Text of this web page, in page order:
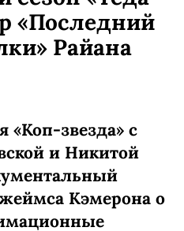
«Последний
Райана
звезда» с
и Никитой
Кэмерона о